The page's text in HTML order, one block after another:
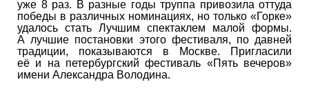
уже 8 раз. В разные годы труппа привозила оттуда
победы в различных номинациях, но только «Горке»
удалось стать Лучшим спектаклем малой формы.
А лучшие постановки этого фестиваля, по давней
традиции, показываются в Москве. Пригласили
её и на петербургский фестиваль «Пять вечеров»
имени Александра Володина.